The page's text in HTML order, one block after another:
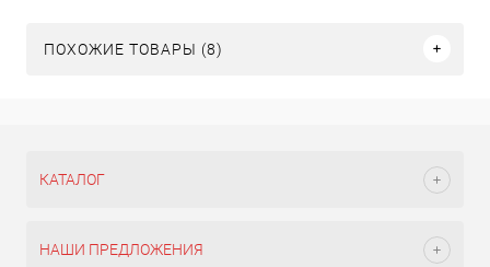
ПОХОЖИЕ ТОВАРЫ (8)
КАТАЛОГ
НАШИ ПРЕДЛОЖЕНИЯ